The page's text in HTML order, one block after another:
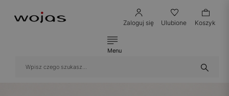
Zaloguj się Ulubione Koszyk
Menu